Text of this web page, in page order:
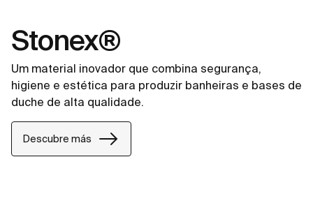
Stonex®
Um material inovador que combina segurança,
higiene e estética para produzir banheiras e bases de
duche de alta qualidade.
Descubre más